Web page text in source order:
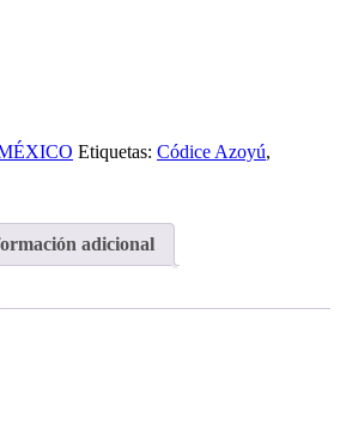
a
deseos
Etiquetas: Códice Azoyú,
adicional